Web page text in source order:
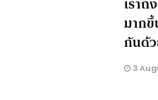
มาก
กันด้
3